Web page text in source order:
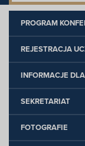
PROGRAM
REJESTRACJA
INFORMACJE
SEKRETARIAT
FOTOGRAFIE